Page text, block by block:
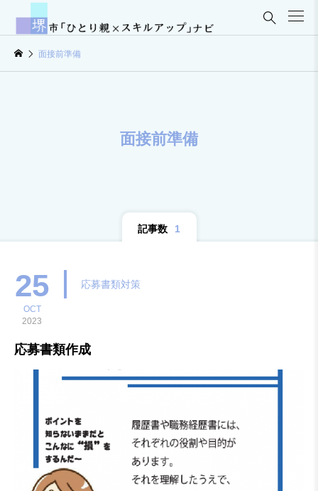

面接前準備
面接前準備
記事数 1
25
OCT
2023
応募書類対策
応募書類作成